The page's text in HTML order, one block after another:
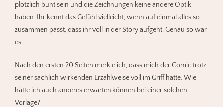
plötzlich bunt sein und die Zeichnungen keine andere Optik
haben. Ihr kennt das Gefühl vielleicht, wenn auf einmal alles so
zusammen passt, dass ihr voll in der Story aufgeht. Genau so war
es.
Nach den ersten 20 Seiten merkte ich, dass mich der Comic trotz
seiner sachlich wirkenden Erzählweise voll im Griff hatte. Wie
hätte ich auch anderes erwarten können bei einer solchen
Vorlage?